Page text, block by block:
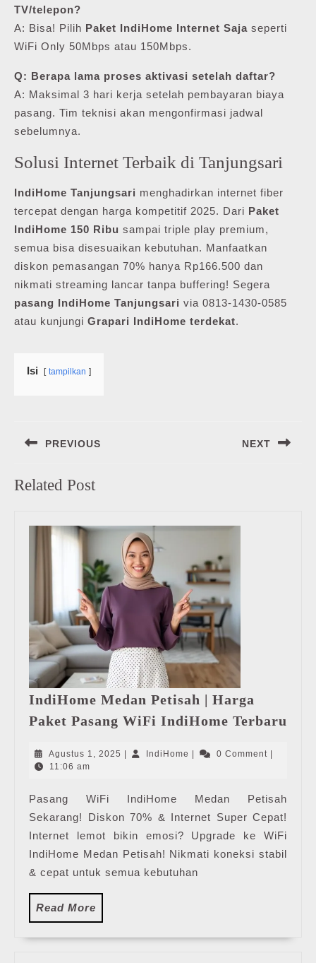
TV/telepon?
A: Bisa! Pilih Paket IndiHome Internet Saja seperti
WiFi Only 50Mbps atau 150Mbps.
Q: Berapa lama proses aktivasi setelah daftar?
A: Maksimal 3 hari kerja setelah pembayaran biaya
pasang. Tim teknisi akan mengonfirmasi jadwal
sebelumnya.
Solusi Internet Terbaik di Tanjungsari
IndiHome Tanjungsari menghadirkan internet fiber
tercepat dengan harga kompetitif 2025. Dari Paket
IndiHome 150 Ribu sampai triple play premium,
semua bisa disesuaikan kebutuhan. Manfaatkan
diskon pemasangan 70% hanya Rp166.500 dan
nikmati streaming lancar tanpa buffering! Segera
pasang IndiHome Tanjungsari via 0813-1430-0585
atau kunjungi Grapari IndiHome terdekat.
Isi tampilkan
pos
PREVIOUS
post:
NEXT
Related Post
IndiHome Medan Petisah | Harga
Paket Pasang WiFi IndiHome Terbaru
Agustus 1, 2025 AgustusIndiHome IndiHome0 Comment
11:06 am
Pasang WiFi IndiHome Medan Petisah
Sekarang! Diskon 70% & Internet Super Cepat!
Internet lemot bikin emosi? Upgrade ke WiFi
IndiHome Medan Petisah! Nikmati koneksi stabil
& cepat untuk semua kebutuhan
Read More
More